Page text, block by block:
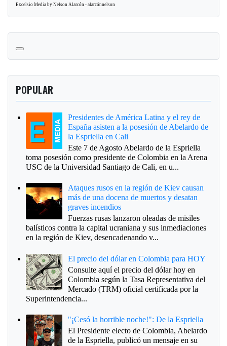
Excelsio Media by Nelson Alarcón - alarcónnelson
POPULAR
Presidentes de América Latina y el rey de
España asisten a la posesión de Abelardo de
la Espriella en Cali
Este 7 de Agosto Abelardo de la Espriella
toma posesión como presidente de Colombia en la Arena
USC de la Universidad Santiago de Cali, en u...
Ataques rusos en la región de Kiev causan
más de una docena de muertos y desatan
graves incendios
Fuerzas rusas lanzaron oleadas de misiles
balísticos contra la capital ucraniana y sus inmediaciones
en la región de Kiev, desencadenando v...
El precio del dólar en Colombia para HOY
Consulte aquí el precio del dólar hoy en
Colombia según la Tasa Representativa del
Mercado (TRM) oficial certificada por la
Superintendencia...
"¡Cesó la horrible noche!": De la Espriella
El Presidente electo de Colombia, Abelardo
de la Espriella, publicó un mensaje en su